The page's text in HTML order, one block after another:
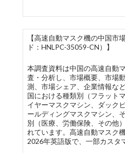
【高速自動マスク機の中国市
ド：HNLPC-35059-CN）】
本調査資料は中国の高速自動
査・分析し、市場概要、市場
測、市場シェア、企業情報な
国における種類別（フラット
イヤーマスクマシン、ダック
ールディングマスクマシン、
別（医療、労働保険、その他
れています。高速自動マスク
2026年英語版で、一部カスタ